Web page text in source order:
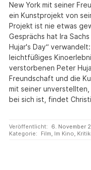
New York mit seiner
ein Kunstprojekt von
Projekt ist nie etwas
Gesprächs hat Ira
Hujar's Day“
leichtfüßiges
verstorbenen Peter
Freundschaft und die
mit seiner
bei sich ist, findet
Veröffentlicht:
6. November
Kategorie:
Film, Im Kino,